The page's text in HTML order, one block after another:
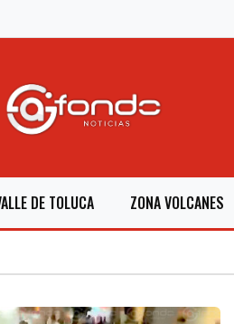
DE TOLUCA ZONA VOLCANES